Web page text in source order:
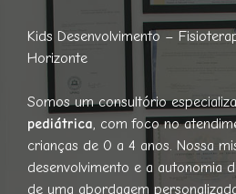
Kids Desenvolvimento –
Horizonte
Somos um consultório
pediátrica, com foco no
crianças de 0 a 4 anos. Nossa
desenvolvimento e a autonomia
de uma abordagem